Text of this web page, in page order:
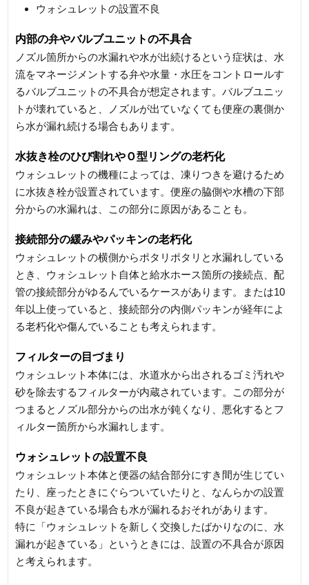
ウォシュレットの設置不良
内部の弁やバルブユニットの不具合
ノズル箇所からの水漏れや水が出続けるという症状は、水
流をマネージメントする弁や水量・水圧をコントロールす
るバルブユニットの不具合が想定されます。バルブユニッ
トが壊れていると、ノズルが出ていなくても便座の裏側か
ら水が漏れ続ける場合もあります。
水抜き栓のひび割れやＯ型リングの老朽化
ウォシュレットの機種によっては、凍りつきを避けるため
に水抜き栓が設置されています。便座の脇側や水槽の下部
分からの水漏れは、この部分に原因があることも。
接続部分の緩みやパッキンの老朽化
ウォシュレットの横側からポタリポタリと水漏れしている
とき、ウォシュレット自体と給水ホース箇所の接続点、配
管の接続部分がゆるんでいるケースがあります。または10
年以上使っていると、接続部分の内側パッキンが経年によ
る老朽化や傷んでいることも考えられます。
フィルターの目づまり
ウォシュレット本体には、水道水から出されるゴミ汚れや
砂を除去するフィルターが内蔵されています。この部分が
つまるとノズル部分からの出水が鈍くなり、悪化するとフ
ィルター箇所から水漏れします。
ウォシュレットの設置不良
ウォシュレット本体と便器の結合部分にすき間が生じてい
たり、座ったときにぐらついていたりと、なんらかの設置
不良が起きている場合も水が漏れるおそれがあります。
特に「ウォシュレットを新しく交換したばかりなのに、水
漏れが起きている」というときには、設置の不具合が原因
と考えられます。